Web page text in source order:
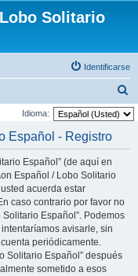
Solitario
Identificarse
u
Idioma:
Español - Registro
Español” (de aquí en
Español / Lobo Solitario
usted acuerda estar
caso contrario por favor no
Español”. Podemos
avisarle, sin
periódicamente.
Solitario Español” después
sometido a esos